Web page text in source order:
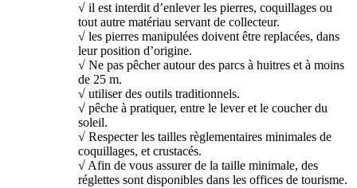
√ il est interdit d’enlever les pierres, coquillages ou
tout autre matériau servant de collecteur.
√ les pierres manipulées doivent être replacées, dans
leur position d’origine.
√ Ne pas pêcher autour des parcs à huitres et à moins
de 25 m.
√ utiliser des outils traditionnels.
√ pêche à pratiquer, entre le lever et le coucher du
soleil.
√ Respecter les tailles règlementaires minimales de
coquillages, et crustacés.
√ Afin de vous assurer de la taille minimale, des
réglettes sont disponibles dans les offices de tourisme.